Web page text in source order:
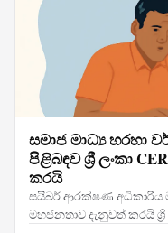
සමාජ මාධ්‍ය
පිළිබඳව ශ්‍රී ලංකා
කරයි
සයිබර් ආරක්ෂණ අධිකාරිය
මහජනතාව දැනුවත් කරයි